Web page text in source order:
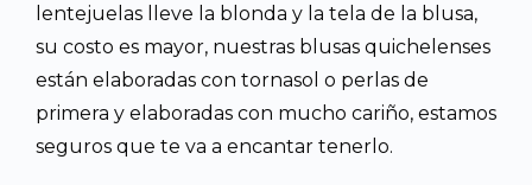
lentejuelas lleve la blonda y la tela de la blusa,
su costo es mayor, nuestras blusas quichelenses
están elaboradas con tornasol o perlas de
primera y elaboradas con mucho cariño, estamos
seguros que te va a encantar tenerlo.